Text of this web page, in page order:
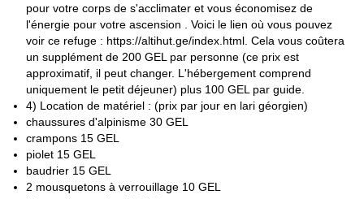
pour votre corps de s'acclimater et vous économisez de
l'énergie pour votre ascension . Voici le lien où vous pouvez
voir ce refuge : https://altihut.ge/index.html. Cela vous coûtera
un supplément de 200 GEL par personne (ce prix est
approximatif, il peut changer. L'hébergement comprend
uniquement le petit déjeuner) plus 100 GEL par guide.
4) Location de matériel : (prix par jour en lari géorgien)
chaussures d'alpinisme 30 GEL
crampons 15 GEL
piolet 15 GEL
baudrier 15 GEL
2 mousquetons à verrouillage 10 GEL